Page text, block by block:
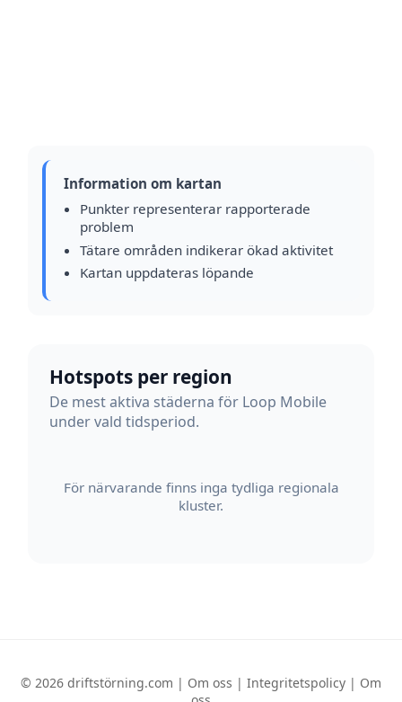
Information om kartan
Punkter representerar rapporterade
problem
Tätare områden indikerar ökad aktivitet
Kartan uppdateras löpande
Hotspots per region
De mest aktiva städerna för Loop Mobile
under vald tidsperiod.
För närvarande finns inga tydliga regionala
kluster.
© 2026 driftstörning.com | Om oss | Integritetspolicy | Om